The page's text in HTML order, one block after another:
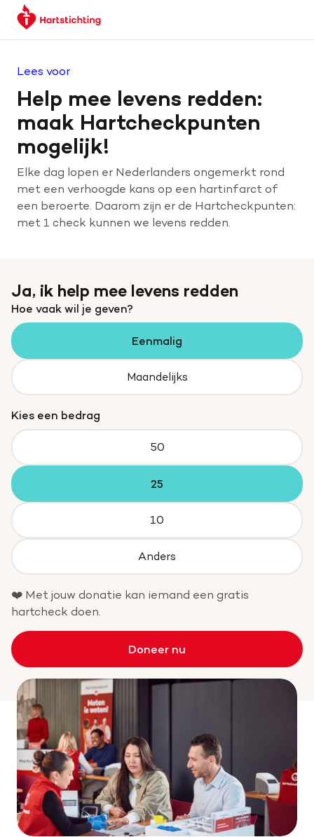
Spring
naar
Spring
naar
navigatie
Keer
terug
Lees voor
Help mee levens redden:
maak Hartcheckpunten
mogelijk!
Elke dag lopen er Nederlanders ongemerkt rond
met een verhoogde kans op een hartinfarct of
een beroerte. Daarom zijn er de Hartcheckpunten:
met 1 check kunnen we levens redden.
Ja, ik help mee levens redden
Hoe vaak wil je geven?
Eenmalig
Maandelijks
Kies een bedrag
50
25
10
Anders
❤️ Met jouw donatie kan iemand een gratis
hartcheck doen.
Doneer nu